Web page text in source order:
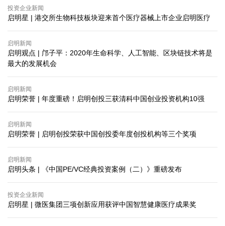
投资企业新闻
启明星 | 港交所生物科技板块迎来首个医疗器械上市企业启明医疗
启明新闻
启明观点 | 邝子平：2020年生命科学、人工智能、区块链技术将是
最大的发展机会
启明新闻
启明荣誉 | 年度重磅！启明创投三获清科中国创业投资机构10强
启明新闻
启明荣誉 | 启明创投荣获中国创投委年度创投机构等三个奖项
启明新闻
启明头条 | 《中国PE/VC经典投资案例（二）》重磅发布
投资企业新闻
启明星 | 微医集团三项创新应用获评中国智慧健康医疗成果奖